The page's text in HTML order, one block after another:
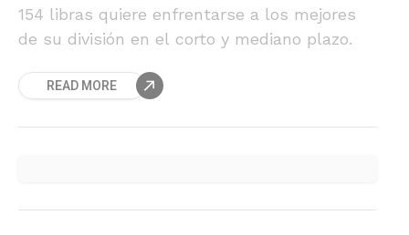
154 libras quiere enfrentarse a los mejores
de su división en el corto y mediano plazo.
READ MORE